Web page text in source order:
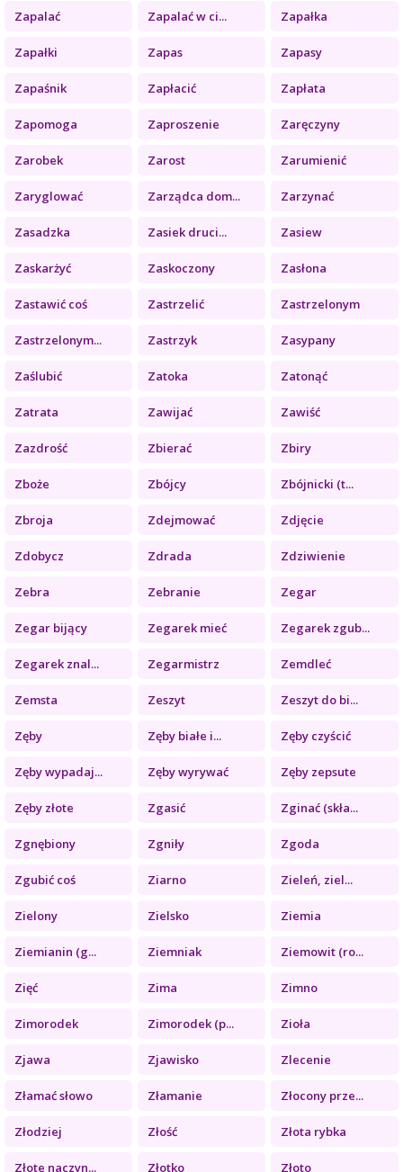
Zapalać Zapalać w ci... Zapałka
Zapałki Zapas Zapasy
Zapaśnik Zapłacić Zapłata
Zapomoga Zaproszenie Zaręczyny
Zarobek Zarost Zarumienić
Zaryglować Zarządca dom... Zarzynać
Zasadzka Zasiek druci... Zasiew
Zaskarżyć Zaskoczony Zasłona
Zastawić coś Zastrzelić Zastrzelonym
Zastrzelonym... Zastrzyk Zasypany
Zaślubić Zatoka Zatonąć
Zatrata Zawijać Zawiść
Zazdrość Zbierać Zbiry
Zboże Zbójcy Zbójnicki (t...
Zbroja Zdejmować Zdjęcie
Zdobycz Zdrada Zdziwienie
Zebra Zebranie Zegar
Zegar bijący Zegarek mieć Zegarek zgub...
Zegarek znal... Zegarmistrz Zemdleć
Zemsta Zeszyt Zeszyt do bi...
Zęby Zęby białe i... Zęby czyścić
Zęby wypadaj... Zęby wyrywać Zęby zepsute
Zęby złote Zgasić Zginać (skła...
Zgnębiony Zgniły Zgoda
Zgubić coś Ziarno Zieleń, ziel...
Zielony Zielsko Ziemia
Ziemianin (g... Ziemniak Ziemowit (ro...
Zięć Zima Zimno
Zimorodek Zimorodek (p... Zioła
Zjawa Zjawisko Zlecenie
Złamać słowo Złamanie Złocony prze...
Złodziej Złość Złota rybka
Złote naczyn... Złotko Złoto